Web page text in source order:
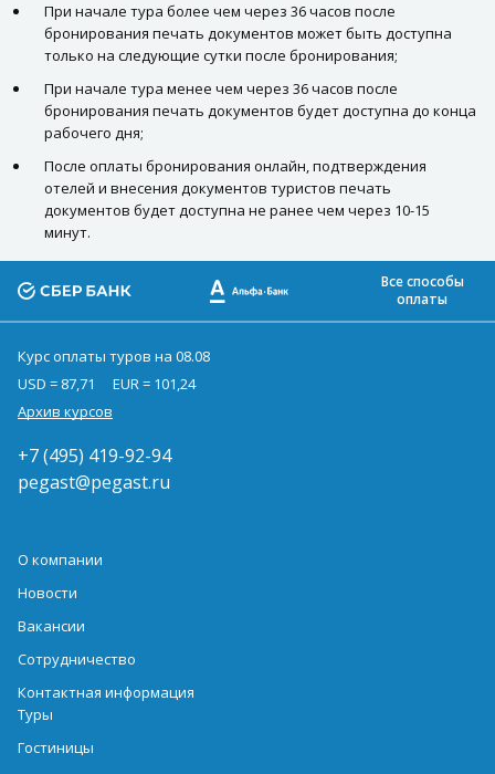
При начале тура более чем через 36 часов после
бронирования печать документов может быть доступна
только на следующие сутки после бронирования;
При начале тура менее чем через 36 часов после
бронирования печать документов будет доступна до конца
рабочего дня;
После оплаты бронирования онлайн, подтверждения
отелей и внесения документов туристов печать
документов будет доступна не ранее чем через 10-15
минут.
Все способы
оплаты
Курс оплаты туров на 08.08
USD = 87,71
EUR = 101,24
Архив курсов
+7 (495) 419-92-94
pegast@pegast.ru
О компании
Новости
Вакансии
Сотрудничество
Контактная информация
Туры
Гостиницы